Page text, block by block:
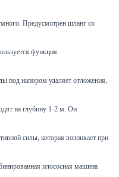
Предусмотрен шланг со
функция
под напором удаляет отложения,
на глубину 1-2 м. Он
силы, которая возникает при
илососная машина